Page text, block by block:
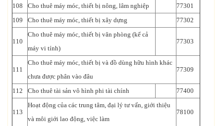
108 Cho thuê máy móc, thiết bị nông, lâm nghiệp
77301
109
Cho thuê máy móc, thiết bị xây dựng 77302
110
Cho thuê máy móc, thiết bị văn phòng (kể cả
máy vi tính)
77303
111
Cho thuê máy móc, thiết bị và đồ dùng hữu hình khác
chưa được phân vào đâu
77309
112 Cho thuê tài sản vô hình phi tài chính 77400
113
Hoạt động của các trung tâm, đại lý tư vấn, giới thiệu
và môi giới lao động, việc làm
78100